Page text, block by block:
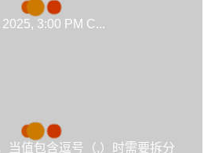
3:00 PM C...
当值包含逗号（,）时需要拆分